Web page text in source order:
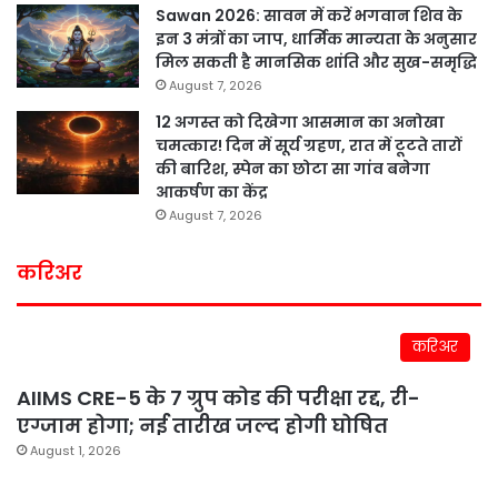
Sawan 2026: सावन में करें भगवान शिव के
इन 3 मंत्रों का जाप, धार्मिक मान्यता के अनुसार
मिल सकती है मानसिक शांति और सुख-समृद्धि
August 7, 2026
12 अगस्त को दिखेगा आसमान का अनोखा
चमत्कार! दिन में सूर्य ग्रहण, रात में टूटते तारों
की बारिश, स्पेन का छोटा सा गांव बनेगा
आकर्षण का केंद्र
August 7, 2026
करिअर
करिअर
AIIMS CRE-5 के 7 ग्रुप कोड की परीक्षा रद्द, री-
एग्जाम होगा; नई तारीख जल्द होगी घोषित
August 1, 2026